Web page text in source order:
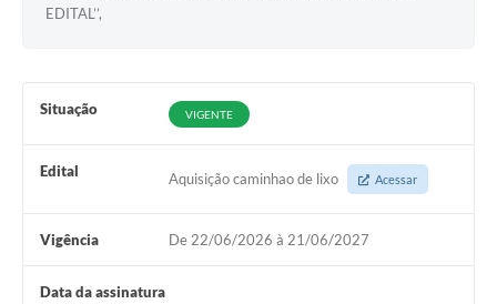
EDITAL’’,
Situação VIGENTE
Edital Aquisição caminhao de lixo Acessar
Vigência De 22/06/2026 à 21/06/2027
Data da assinatura